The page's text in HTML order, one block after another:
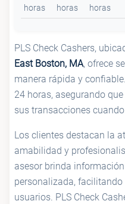
horas
horas
horas
PLS Check Cashers,
East Boston, MA, ofrece
manera rápida y
24 horas, asegurando
sus transacciones
Los clientes destacan la
amabilidad y
asesor brinda
personalizada,
usuarios. PLS Check